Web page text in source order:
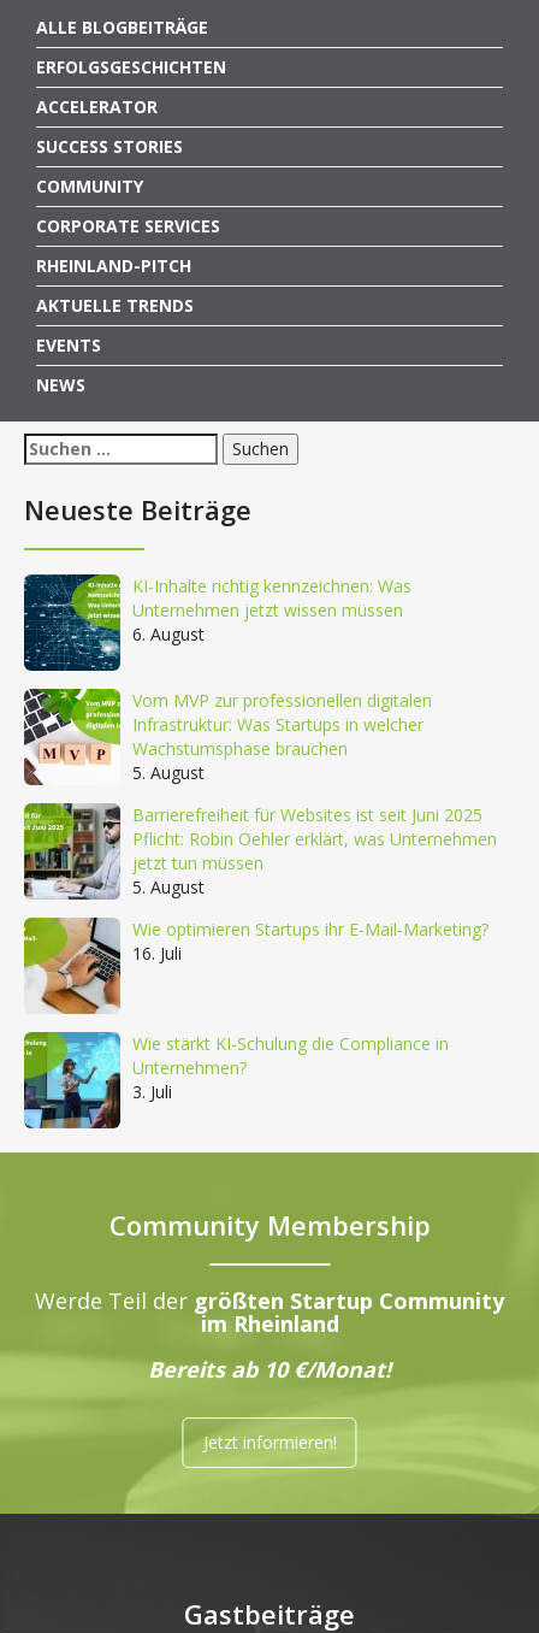
ALLE BLOGBEITRÄGE
ERFOLGSGESCHICHTEN
ACCELERATOR
SUCCESS STORIES
COMMUNITY
CORPORATE SERVICES
RHEINLAND-PITCH
AKTUELLE TRENDS
EVENTS
NEWS
Suchen
nach:
Neueste Beiträge
KI-Inhalte richtig kennzeichnen: Was
Unternehmen jetzt wissen müssen
6. August
Vom MVP zur professionellen digitalen
Infrastruktur: Was Startups in welcher
Wachstumsphase brauchen
5. August
Barrierefreiheit für Websites ist seit Juni 2025
Pflicht: Robin Oehler erklärt, was Unternehmen
jetzt tun müssen
5. August
Wie optimieren Startups ihr E-Mail-Marketing?
16. Juli
Wie stärkt KI-Schulung die Compliance in
Unternehmen?
3. Juli
Community Membership
Werde Teil der größten Startup Community
im Rheinland
Bereits ab 10 €/Monat!
Jetzt informieren!
Gastbeiträge